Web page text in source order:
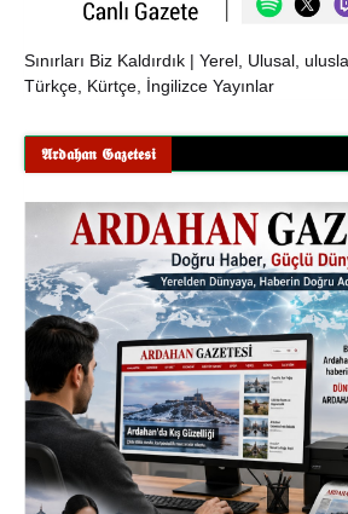
Sınırları Biz Kaldırdık | Yerel, Ulusal,
Türkçe, Kürtçe, İngilizce Yayınlar
𝕬𝖗𝖉𝖆𝖍𝖆𝖓 𝕲𝖆𝖟𝖊𝖙𝖊𝖘𝖎